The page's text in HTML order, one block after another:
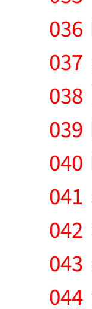
036
037
038
039
040
041
042
043
044